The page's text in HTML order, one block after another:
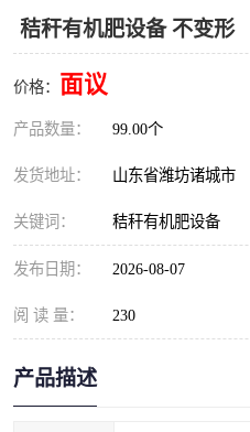
秸秆有机肥设备 不变形
价格： 面议
产品数量： 99.00个
发货地址： 山东省潍坊诸城市
关键词： 秸秆有机肥设备
发布日期： 2026-08-07
阅 读 量： 230
产品描述